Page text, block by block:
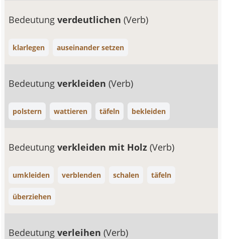
Bedeutungverdeutlichen(Verb)
klarlegen auseinander setzen
Bedeutungverkleiden(Verb)
polstern wattieren täfeln bekleiden
Bedeutungverkleiden mit Holz(Verb)
umkleiden verblenden schalen täfeln
überziehen
Bedeutungverleihen(Verb)